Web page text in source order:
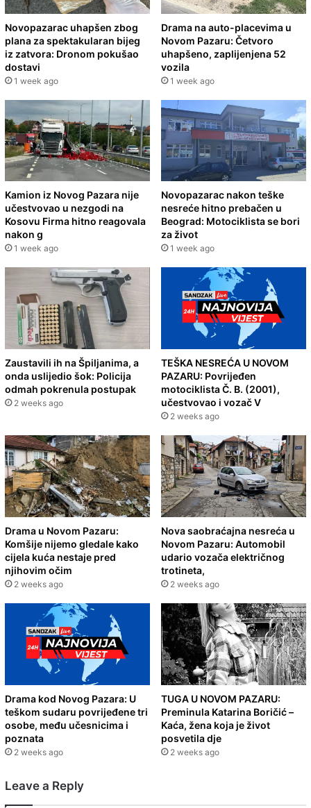
Novopazarac uhapšen zbog
plana za spektakularan bijeg
iz zatvora: Dronom pokušao
dostavi
1 week ago
Drama na auto-placevima u
Novom Pazaru: Četvoro
uhapšeno, zaplijenjena 52
vozila
1 week ago
Kamion iz Novog Pazara nije
učestvovao u nezgodi na
Kosovu Firma hitno reagovala
nakon g
1 week ago
Novopazarac nakon teške
nesreće hitno prebačen u
Beograd: Motociklista se bori
za život
1 week ago
Zaustavili ih na Špiljanima, a
onda uslijedio šok: Policija
odmah pokrenula postupak
2 weeks ago
TEŠKA NESREĆA U NOVOM
PAZARU: Povrijeđen
motociklista Č. B. (2001),
učestvovao i vozač V
2 weeks ago
Drama u Novom Pazaru:
Komšije nijemo gledale kako
cijela kuća nestaje pred
njihovim očim
2 weeks ago
Nova saobraćajna nesreća u
Novom Pazaru: Automobil
udario vozača električnog
trotineta,
2 weeks ago
Drama kod Novog Pazara: U
teškom sudaru povrijeđene tri
osobe, među učesnicima i
poznata
2 weeks ago
TUGA U NOVOM PAZARU:
Preminula Katarina Boričić –
Kaća, žena koja je život
posvetila dje
2 weeks ago
Leave a Reply